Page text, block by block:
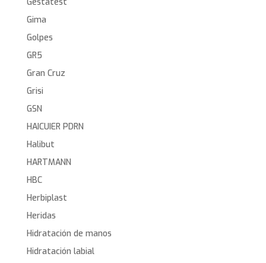
Gima
Golpes
GR5
Gran Cruz
Grisi
GSN
HAICUIER PDRN
Halibut
HARTMANN
HBC
Herbiplast
Heridas
Hidratación de manos
Hidratación labial